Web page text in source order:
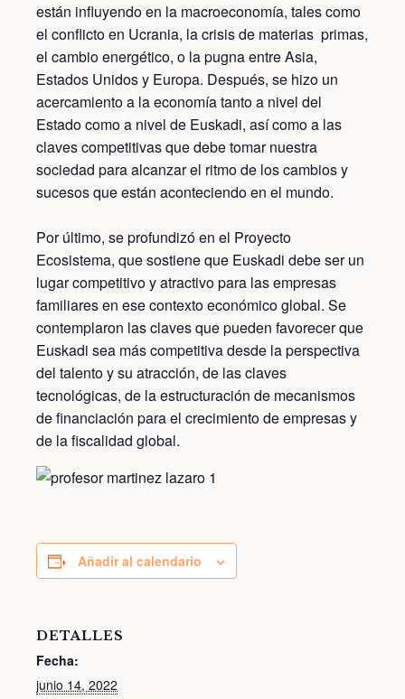
están influyendo en la macroeconomía, tales como
el conflicto en Ucrania, la crisis de materias primas,
el cambio energético, o la pugna entre Asia,
Estados Unidos y Europa. Después, se hizo un
acercamiento a la economía tanto a nivel del
Estado como a nivel de Euskadi, así como a las
claves competitivas que debe tomar nuestra
sociedad para alcanzar el ritmo de los cambios y
sucesos que están aconteciendo en el mundo.
Por último, se profundizó en el Proyecto
Ecosistema, que sostiene que Euskadi debe ser un
lugar competitivo y atractivo para las empresas
familiares en ese contexto económico global. Se
contemplaron las claves que pueden favorecer que
Euskadi sea más competitiva desde la perspectiva
del talento y su atracción, de las claves
tecnológicas, de la estructuración de mecanismos
de financiación para el crecimiento de empresas y
de la fiscalidad global.
Añadir al calendario
DETALLES
Fecha:
junio 14, 2022